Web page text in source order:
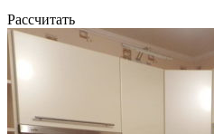
Рассчитать